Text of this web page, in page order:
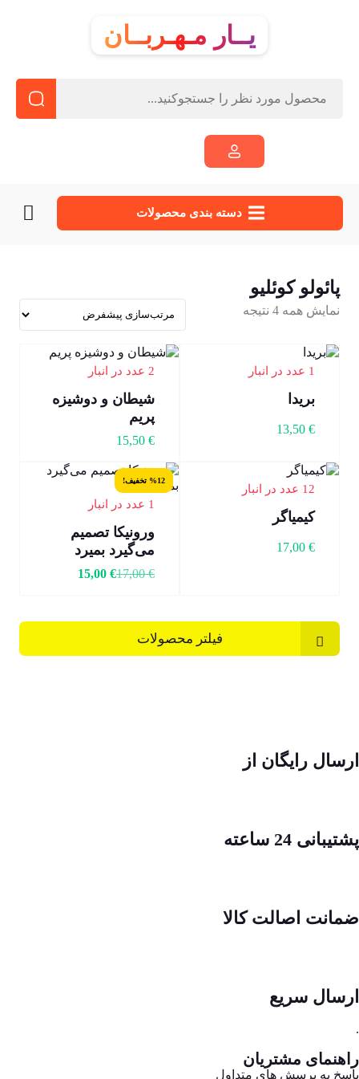
یــار مـهـربــان
دسته‌ بندی محصولات
پائولو کوئلیو
نمایش همه 4 نتیجه
1 عدد در انبار
بریدا
13,50 €
2 عدد در انبار
شیطان و دوشیزه
پریم
15,50€
12 عدد در انبار
کیمیاگر
17,00 €
%12 تخفیف!
1 عدد در انبار
ورونیکا تصمیم
می‌گیرد بمیرد
17,00€
15,00€
فیلتر محصولات
ارسال رایگان از
پشتیبانی 24 ساعته
ضمانت اصالت کالا
ارسال سریع
.
راهنمای مشتریان
پاسخ به پرسش های متداول